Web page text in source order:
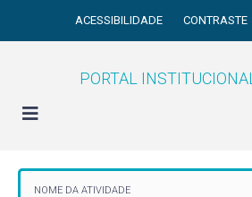
ACESSIBILIDADE CONTRASTE
PORTAL INSTITUCIONAL
NOME DA ATIVIDADE